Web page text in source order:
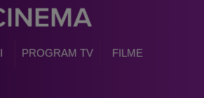
PROGRAM TV FILME